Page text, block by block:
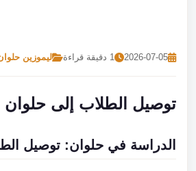
2026-07-05 1 دقيقة قراءة ليموزين حلوان
توصيل الطلاب إلى حلوان
الدراسة في حلوان: توصيل